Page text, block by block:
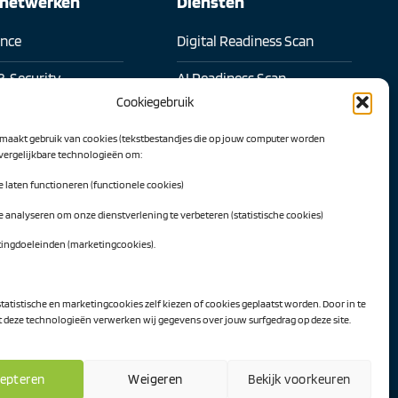
Cookiegebruik
gebruik van cookies (tekstbestandjes die op jouw computer worden
technologieën om:
laten functioneren (functionele cookies)
analyseren om onze dienstverlening te verbeteren (statistische cookies)
(marketingcookies).
en marketingcookies zelf kiezen of cookies geplaatst worden. Door in te
technologieën verwerken wij gegevens over jouw surfgedrag op deze site.
Weigeren Bekijk voorkeuren
Security
Digital Readiness Scan
AI Readiness Scan